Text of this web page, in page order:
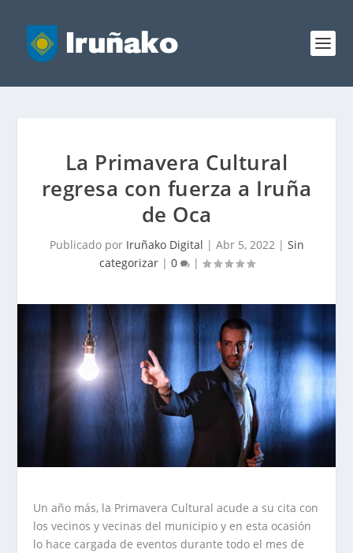
La Primavera Cultural
regresa con fuerza a Iruña
de Oca
Publicado por Iruñako Digital | Abr 5, 2022| Sin
categorizar| 0 |
Un año más, la Primavera Cultural acude a su cita con
los vecinos y vecinas del municipio y en esta ocasión
lo hace cargada de eventos durante todo el mes de